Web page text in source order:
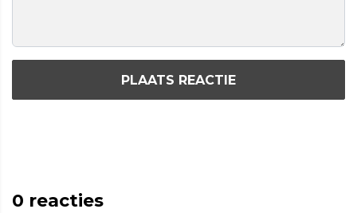
PLAATS REACTIE
0 reacties